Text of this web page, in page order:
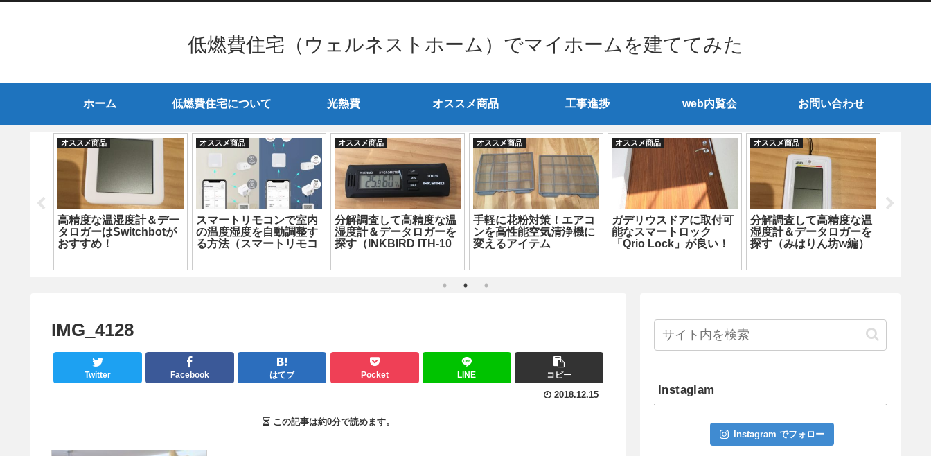
低燃費住宅（ウェルネストホーム）でマイホームを建ててみた
ホーム 低燃費住宅について 光熱費 オススメ商品 工事進捗 web内覧会 お問い合わせ
オススメ商品
高性能住宅の必需品
switchbotがアツい！
オススメ商品
分解調査して高精度な温
湿度計＆データロガーを
探す（INKBIRD IBS-th1
オススメ商品
2020年東京電力管内で最
安のオール電化向け電気
料金プラン HTBエナジ
の請求書が届きました
オススメ商品
洗面所のボウルと三面鏡
を設置・・・問題発
生！？
オススメ商品
高気密高断熱住宅の住ま
い方 「網戸は必要な
い？」
オススメ商品
5月はカラッと快適だけ
ど油断ならない季節にお
すすめのアプリ
IMG_4128
Twitter Facebook はてブ Pocket LINE コピー
2018.12.15
この記事は約0分で読めます。
Instaglam
Instagram でフォロー